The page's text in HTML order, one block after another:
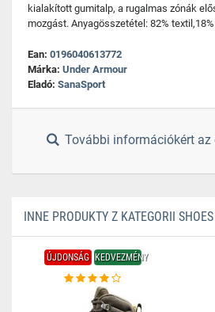
kialakított gumitalp, a rugalmas zónák
mozgást. Anyagösszetétel: 82%
Ean: 0196040613772
Márka: Under Armour
Eladó: SanaSport
További információkért
INNE PRODUKTY Z KATEGORII SHOES
ÚJDONSÁG KEDVEZMÉNY